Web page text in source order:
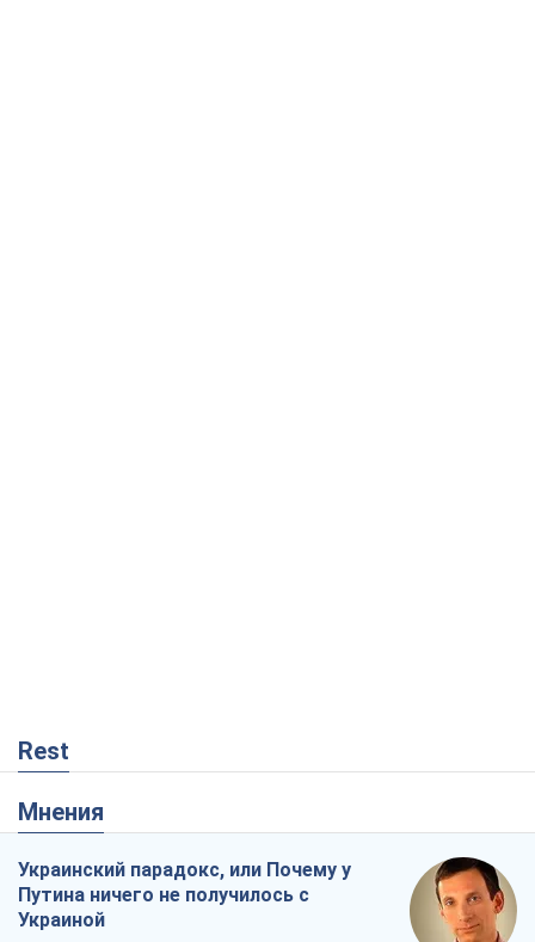
Rest
Мнения
Украинский парадокс, или Почему у
Путина ничего не получилось с
Украиной